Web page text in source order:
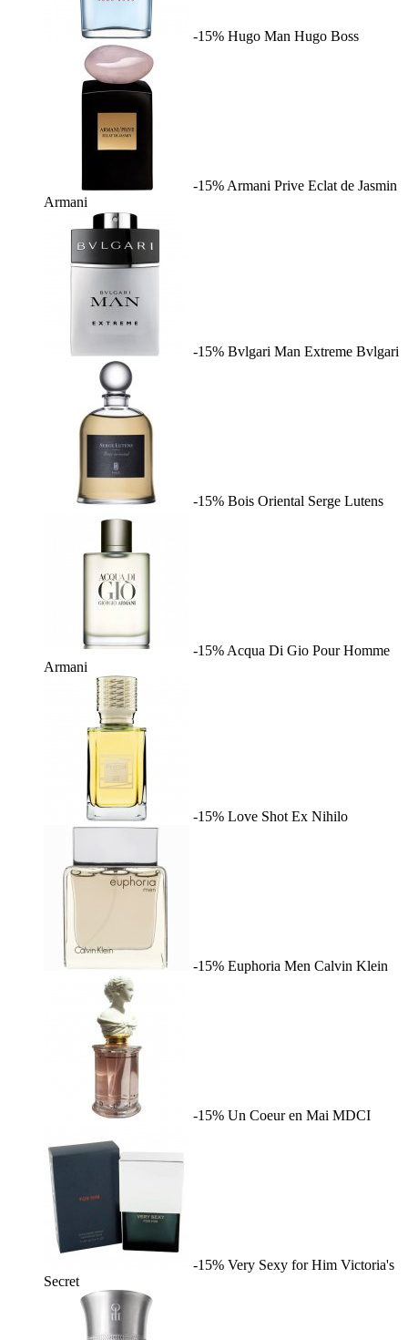
-15% Hugo Man Hugo Boss
-15% Armani Prive Eclat de Jasmin
Armani
-15% Bvlgari Man Extreme Bvlgari
-15% Bois Oriental Serge Lutens
-15% Acqua Di Gio Pour Homme
Armani
-15% Love Shot Ex Nihilo
-15% Euphoria Men Calvin Klein
-15% Un Coeur en Mai MDCI
-15% Very Sexy for Him Victoria's
Secret